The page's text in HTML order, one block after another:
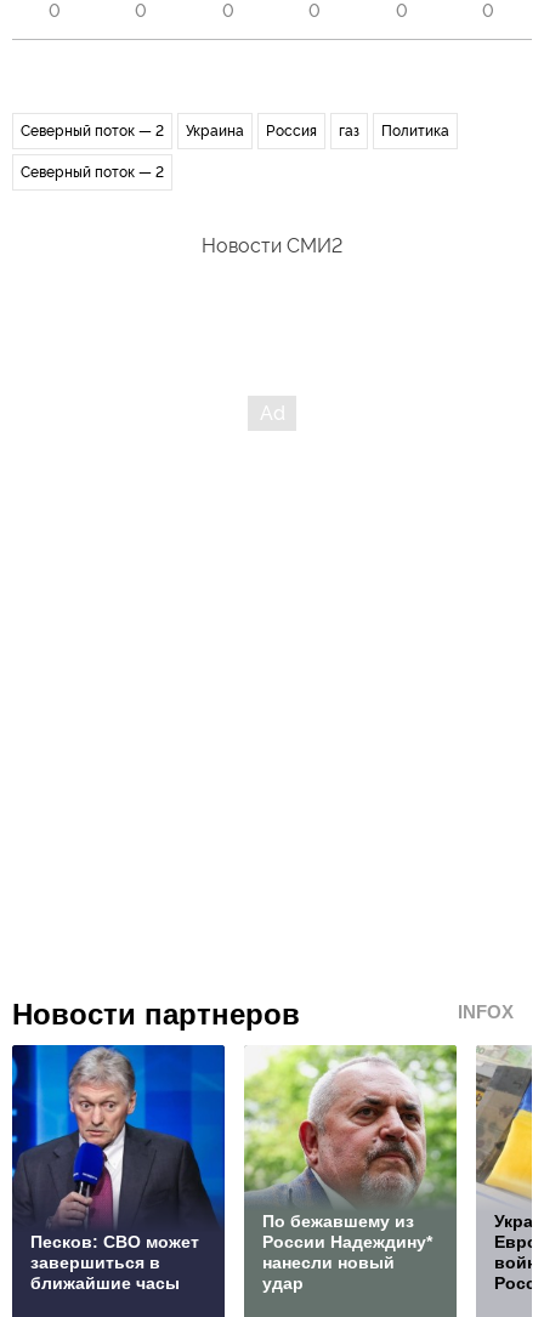
0 0 0 0 0 0
Северный поток — 2 Украина Россия газ Политика
Северный поток — 2
Новости СМИ2
Новости партнеров INFOX
Песков: СВО может
завершиться в
ближайшие часы
По бежавшему из
России Надеждину*
нанесли новый
удар